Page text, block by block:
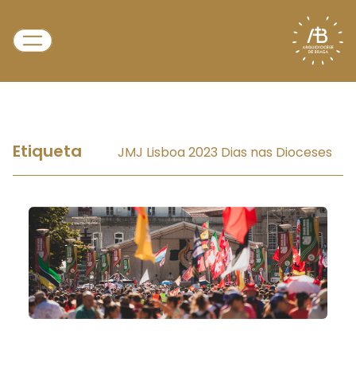
Etiqueta JMJ Lisboa 2023 Dias nas Dioceses